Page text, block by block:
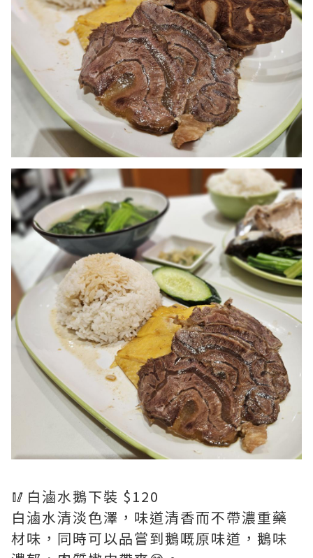
🥢白滷水鵝下裝 $120
白滷水清淡色澤，味道清香而不帶濃重藥
材味，同時可以品嘗到鵝嘅原味道，鵝味